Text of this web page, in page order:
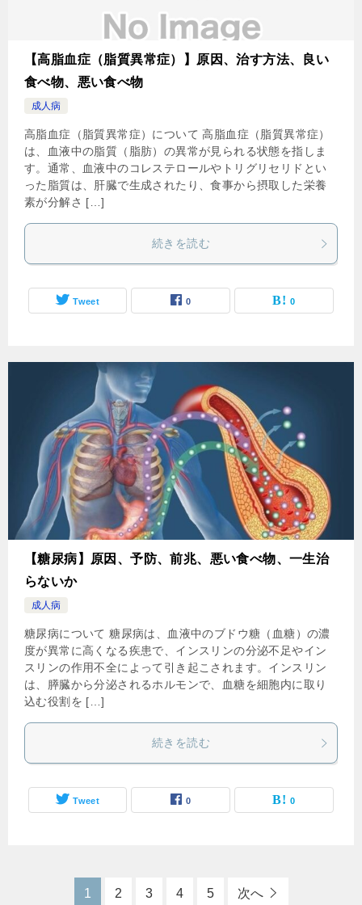
【高脂血症（脂質異常症）】原因、治す方法、良い
食べ物、悪い食べ物
成人病
高脂血症（脂質異常症）について 高脂血症（脂質異常症）
は、血液中の脂質（脂肪）の異常が見られる状態を指しま
す。通常、血液中のコレステロールやトリグリセリドとい
った脂質は、肝臓で生成されたり、食事から摂取した栄養
素が分解さ […]
続きを読む
Tweet 0 0
【糖尿病】原因、予防、前兆、悪い食べ物、一生治
らないか
成人病
糖尿病について 糖尿病は、血液中のブドウ糖（血糖）の濃
度が異常に高くなる疾患で、インスリンの分泌不足やイン
スリンの作用不全によって引き起こされます。インスリン
は、膵臓から分泌されるホルモンで、血糖を細胞内に取り
込む役割を […]
続きを読む
Tweet 0 0
1 2 3 4 5 次へ